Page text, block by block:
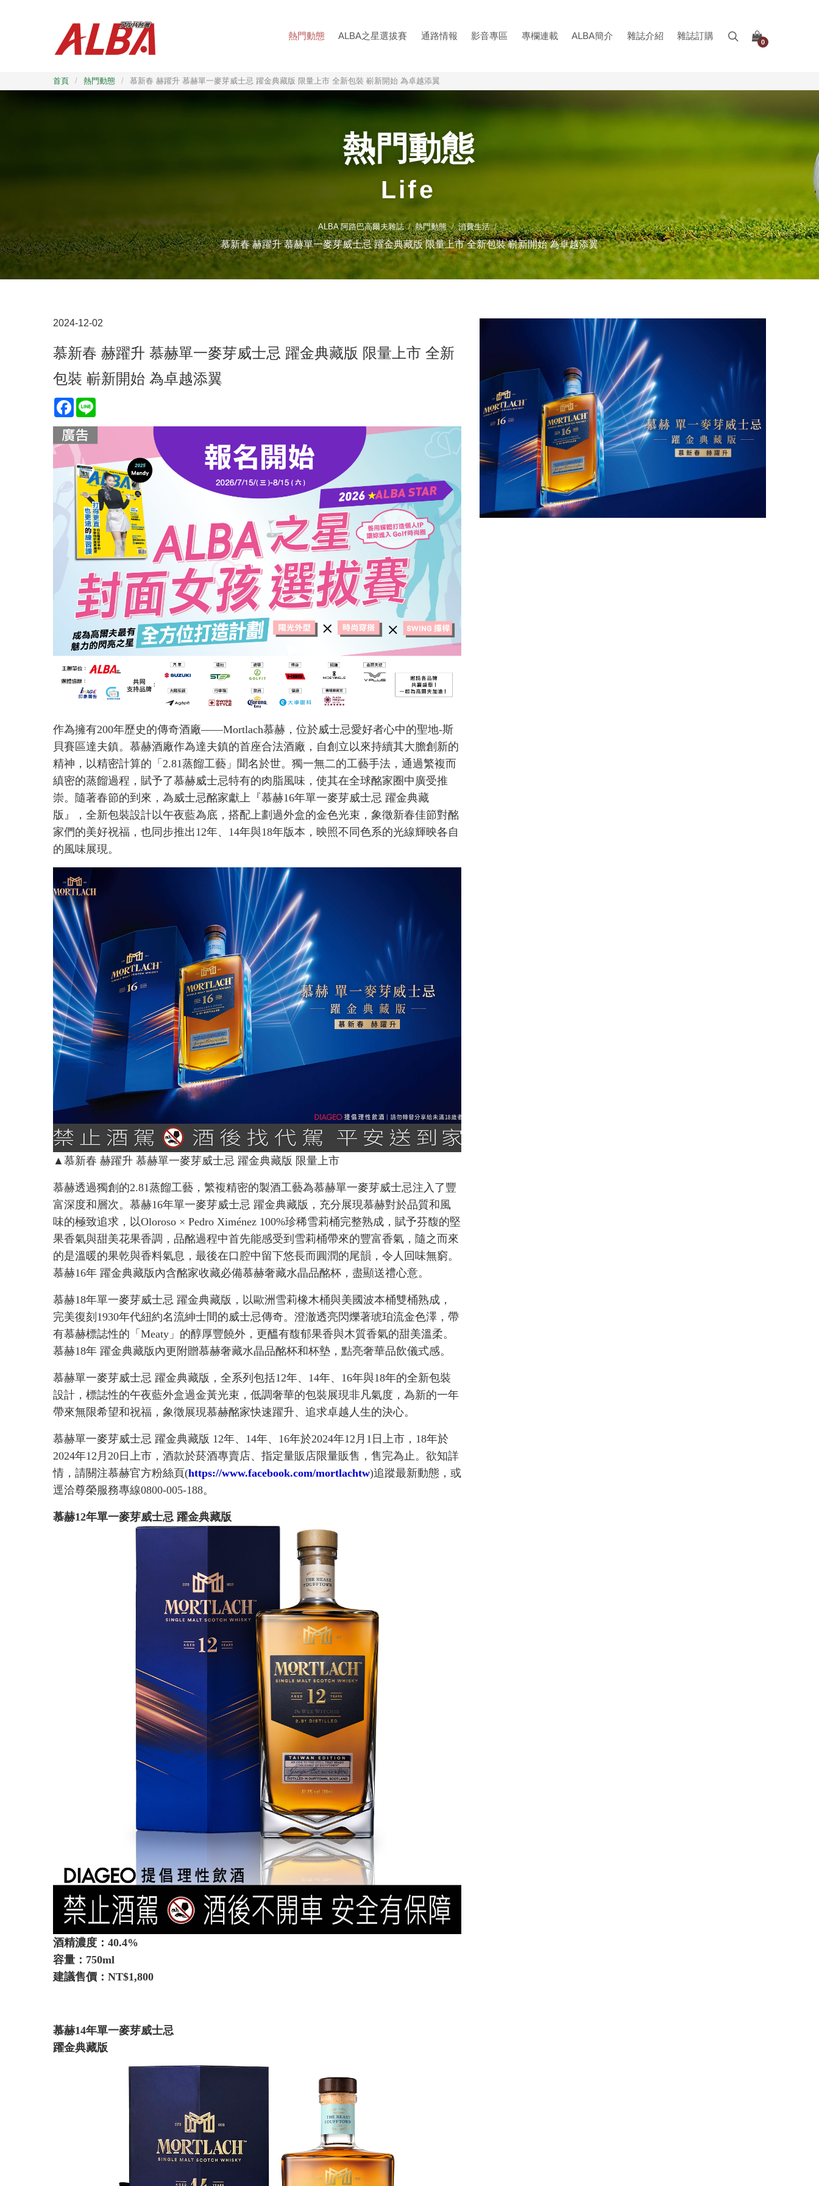
熱門動態 ALBA之星選拔賽 通路情報 影音專區 專欄連載 ALBA簡介 雜誌介紹 雜誌訂購
0
首頁 / 熱門動態 / 慕新春 赫躍升 慕赫單一麥芽威士忌 躍金典藏版 限量上市 全新包裝 嶄新開始 為卓越添翼
熱門動態
Life
ALBA 阿路巴高爾夫雜誌 熱門動態 消費生活
慕新春 赫躍升 慕赫單一麥芽威士忌 躍金典藏版 限量上市 全新包裝 嶄新開始 為卓越添翼
2024-12-02
慕新春 赫躍升 慕赫單一麥芽威士忌 躍金典藏版 限量上市 全新
包裝 嶄新開始 為卓越添翼
Facebook
作為擁有200年歷史的傳奇酒廠——Mortlach慕赫，位於威士忌愛好者心中的聖地-斯
貝賽區達夫鎮。慕赫酒廠作為達夫鎮的首座合法酒廠，自創立以來持續其大膽創新的
精神，以精密計算的「2.81蒸餾工藝」聞名於世。獨一無二的工藝手法，通過繁複而
縝密的蒸餾過程，賦予了慕赫威士忌特有的肉脂風味，使其在全球酩家圈中廣受推
崇。隨著春節的到來，為威士忌酩家獻上『慕赫16年單一麥芽威士忌 躍金典藏
版』，全新包裝設計以午夜藍為底，搭配上劃過外盒的金色光束，象徵新春佳節對酩
家們的美好祝福，也同步推出12年、14年與18年版本，映照不同色系的光線輝映各自
的風味展現。
▲慕新春 赫躍升 慕赫單一麥芽威士忌 躍金典藏版 限量上市
慕赫透過獨創的2.81蒸餾工藝，繁複精密的製酒工藝為慕赫單一麥芽威士忌注入了豐
富深度和層次。慕赫16年單一麥芽威士忌 躍金典藏版，充分展現慕赫對於品質和風
味的極致追求，以Oloroso × Pedro Ximénez 100%珍稀雪莉桶完整熟成，賦予芬馥的堅
果香氣與甜美花果香調，品酩過程中首先能感受到雪莉桶帶來的豐富香氣，隨之而來
的是溫暖的果乾與香料氣息，最後在口腔中留下悠長而圓潤的尾韻，令人回味無窮。
慕赫16年 躍金典藏版內含酩家收藏必備慕赫奢藏水晶品酩杯，盡顯送禮心意。
慕赫18年單一麥芽威士忌 躍金典藏版，以歐洲雪莉橡木桶與美國波本桶雙桶熟成，
完美復刻1930年代紐約名流紳士間的威士忌傳奇。澄澈透亮閃爍著琥珀流金色澤，帶
有慕赫標誌性的「Meaty」的醇厚豐饒外，更醞有馥郁果香與木質香氣的甜美溫柔。
慕赫18年 躍金典藏版內更附贈慕赫奢藏水晶品酩杯和杯墊，點亮奢華品飲儀式感。
慕赫單一麥芽威士忌 躍金典藏版，全系列包括12年、14年、16年與18年的全新包裝
設計，標誌性的午夜藍外盒過金黃光束，低調奢華的包裝展現非凡氣度，為新的一年
帶來無限希望和祝福，象徵展現慕赫酩家快速躍升、追求卓越人生的決心。
慕赫單一麥芽威士忌 躍金典藏版 12年、14年、16年於2024年12月1日上市，18年於
2024年12月20日上市，酒款於菸酒專賣店、指定量販店限量販售，售完為止。欲知詳
情，請關注慕赫官方粉絲頁(https://www.facebook.com/mortlachtw)追蹤最新動態，或
逕洽尊榮服務專線0800-005-188。
慕赫12年單一麥芽威士忌 躍金典藏版
酒精濃度：40.4%
容量：750ml
建議售價：NT$1,800
慕赫14年單一麥芽威士忌
躍金典藏版